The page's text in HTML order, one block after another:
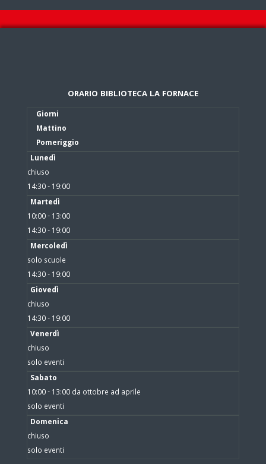
ORARIO BIBLIOTECA LA FORNACE
Giorni
Mattino
Pomeriggio
Lunedì
chiuso
14:30 - 19:00
Martedì
10:00 - 13:00
14:30 - 19:00
Mercoledì
solo scuole
14:30 - 19:00
Giovedì
chiuso
14:30 - 19:00
Venerdì
chiuso
solo eventi
Sabato
10:00 - 13:00 da ottobre ad aprile
solo eventi
Domenica
chiuso
solo eventi